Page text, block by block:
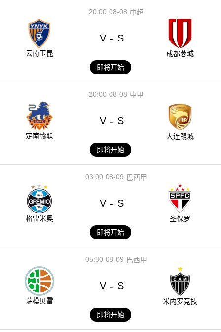
08-08
20:00 中超
云南玉昆
V - S
成都蓉城
即将开始
08-08
20:00 中甲
定南赣联
V - S
大连鲲城
即将开始
08-09
03:00 巴西甲
格雷米奥
V - S
圣保罗
即将开始
08-09
05:30 巴西甲
瑞模贝雷
V - S
米内罗竞技
即将开始